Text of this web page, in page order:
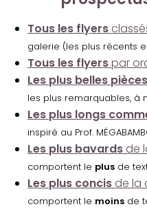
Tous les flyers
galerie (les plus récents
Tous les flyerspar
Les plus belles pièces
les plus remarquables, à
Les plus longs
inspiré au Prof.
Les plus bavards de
comportent le plus de
Les plus concis de la
comportent le moins de